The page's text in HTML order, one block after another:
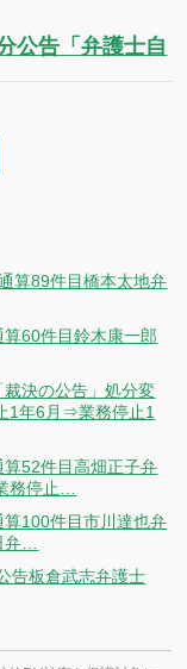
公告「弁護士自
算89件目橋本太地弁
算60件目鈴木康一郎
裁決の公告」処分変
1年6月⇒業務停止1
算52件目高畑正子弁
務停止…
算100件目市川達也弁
…
告板倉武志弁護士